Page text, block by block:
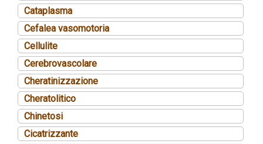
Cataplasma
Cefalea vasomotoria
Cellulite
Cerebrovascolare
Cheratinizzazione
Cheratolitico
Chinetosi
Cicatrizzante